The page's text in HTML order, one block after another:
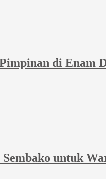
di Enam
Sembako untuk